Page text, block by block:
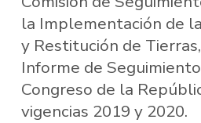
la Implementación de
y Restitución de
Informe de
Congreso de la
vigencias 2019 y 2020.